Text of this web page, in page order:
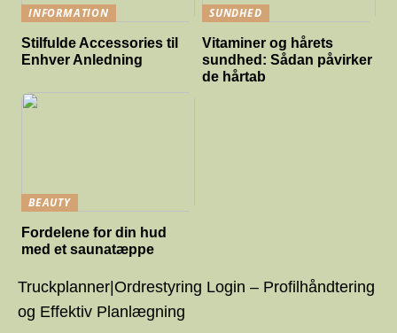
INFORMATION
Stilfulde Accessories til
Enhver Anledning
SUNDHED
Vitaminer og hårets
sundhed: Sådan påvirker
de hårtab
BEAUTY
Fordelene for din hud
med et saunatæppe
Truckplanner|Ordrestyring Login – Profilhåndtering
og Effektiv Planlægning